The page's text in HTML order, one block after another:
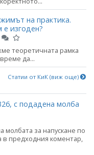
на практика.
изгоден?
теоретичната рамка
да...
Статии от КиК (виж още)
с подадена молба
молбата за напускане по
в предходния коментар,